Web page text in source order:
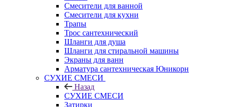
Смесители для ванной
Смесители для кухни
Трапы
Трос сантехнический
Шланги для душа
Шланги для стиральной машины
Экраны для ванн
Арматура сантехническая Юникорн
СУХИЕ СМЕСИ
Назад
СУХИЕ СМЕСИ
Затирки